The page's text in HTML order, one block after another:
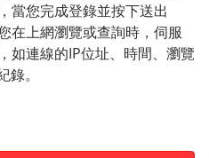
當您完成登錄並按下送出
在上網瀏覽或查詢時，伺服
如連線的IP位址、時間、瀏覽
。